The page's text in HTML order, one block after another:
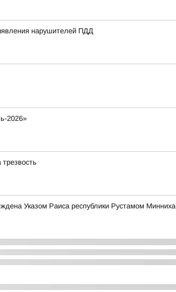
нарушителей ПДД
2026»
трезвость
Указом Раиса республики Рустамом